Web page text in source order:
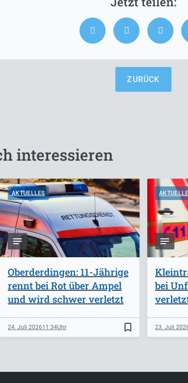
ZURÜCK
interessieren
AKTUELLES
Oberderdingen: 11-Jährige
rennt bei Rot über Ampel
und wird schwer verletzt
24. Juli 202611:34 bookmark_border
bei
23. Juli